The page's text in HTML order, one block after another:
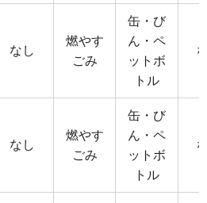
なし
燃やす
ごみ
缶・び
ん・ペ
ットボ
トル
なし
燃やす
ごみ
缶・び
ん・ペ
ットボ
トル